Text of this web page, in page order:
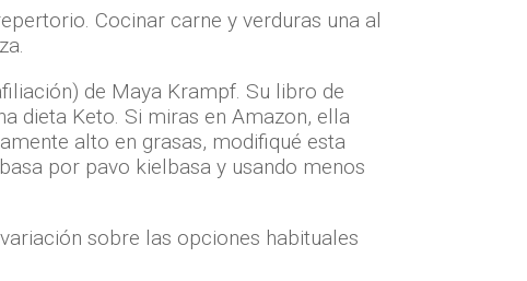
Cocinar carne y verduras una al
de Maya Krampf. Su libro de
dieta Keto. Si miras en Amazon, ella
alto en grasas, modifiqué esta
por pavo kielbasa y usando menos
sobre las opciones habituales